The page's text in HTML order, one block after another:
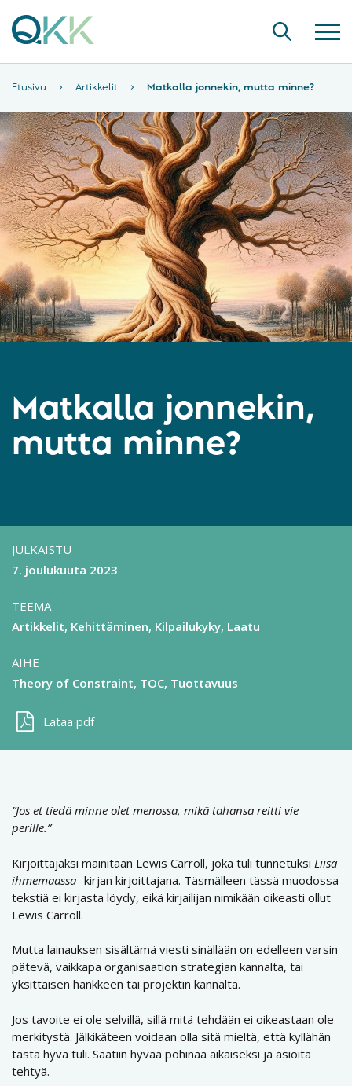
Etusivu › Artikkelit › Matkalla jonnekin, mutta minne?
Matkalla jonnekin,
mutta minne?
JULKAISTU
7. joulukuuta 2023
TEEMA
Artikkelit Kehittäminen Kilpailukyky Laatu
AIHE
Theory of Constraint, TOC Tuottavuus
Lataa pdf
”Jos et tiedä minne olet menossa, mikä tahansa reitti vie
perille.”
Kirjoittajaksi mainitaan Lewis Carroll, joka tuli tunnetuksi Liisa
ihmemaassa -kirjan kirjoittajana. Täsmälleen tässä muodossa
tekstiä ei kirjasta löydy, eikä kirjailijan nimikään oikeasti ollut
Lewis Carroll.
Mutta lainauksen sisältämä viesti sinällään on edelleen varsin
pätevä, vaikkapa organisaation strategian kannalta, tai
yksittäisen hankkeen tai projektin kannalta.
Jos tavoite ei ole selvillä, sillä mitä tehdään ei oikeastaan ole
merkitystä. Jälkikäteen voidaan olla sitä mieltä, että kyllähän
tästä hyvä tuli. Saatiin hyvää pöhinää aikaiseksi ja asioita
tehtyä.